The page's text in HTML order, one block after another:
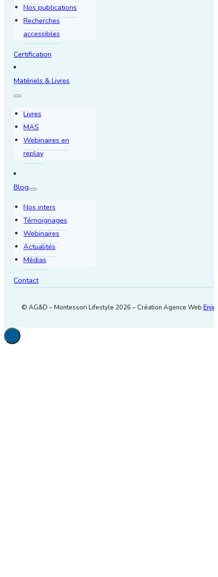
Nos publications
Recherches
accessibles
Certification
Matériels & Livres
Livres
MAS
Webinaires en
replay
Blog
Nos inters
Témoignages
Webinaires
Actualités
Médias
Contact
© AG&D – Montessori Lifestyle 2026 – Création Agence Web Enjin